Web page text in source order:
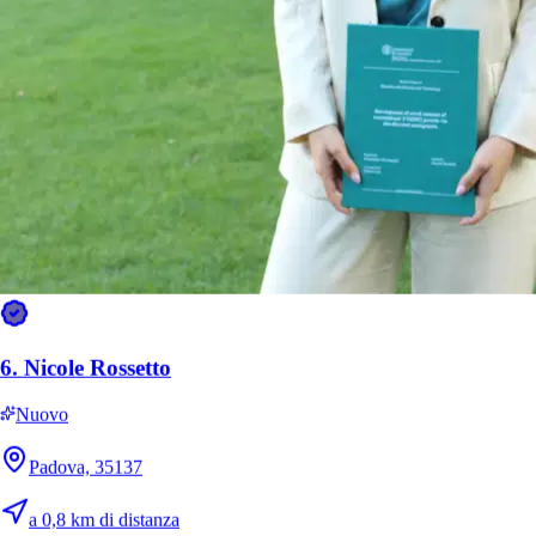
Mediana ~5 min · 81% risponde entro 1 ora
Meno di 5 minuti
5–15 minuti
1–4 ore
4–24 ore
7%
Più di 24 ore
4%
Quando pubblichi una richiesta
~40 min
Per la prima offerta
la metà di tutte le richieste
2.1
Offerte per richiesta
52%
6. Nicole Rossetto
Nuovo
Padova, 35137
a 0,8 km di distanza